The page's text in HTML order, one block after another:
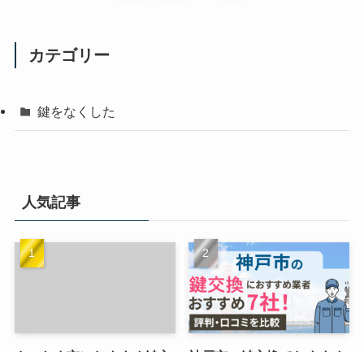
カテゴリー
鍵をなくした
人気記事